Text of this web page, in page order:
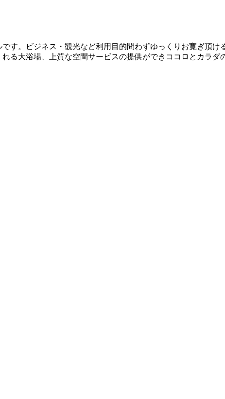
す。ビジネス・観光など利用目的問わずゆっくりお寛ぎ頂
る大浴場、上質な空間サービスの提供ができココロとカラダ